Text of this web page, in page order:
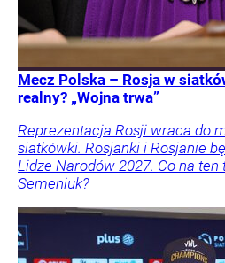
Mecz Polska – Rosja w
realny? „Wojna trwa”
Reprezentacja Rosji wraca do
siatkówki. Rosjanki i Rosjanie
Lidze Narodów 2027. Co na
Semeniuk?